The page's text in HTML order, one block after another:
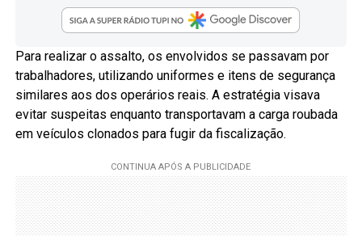
Para realizar o assalto, os envolvidos se passavam por
trabalhadores, utilizando uniformes e itens de segurança
similares aos dos operários reais. A estratégia visava
evitar suspeitas enquanto transportavam a carga roubada
em veículos clonados para fugir da fiscalização.